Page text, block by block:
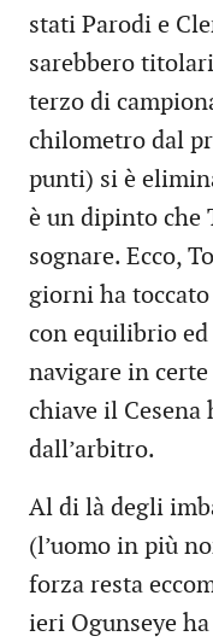
stati Parodi e
sarebbero
terzo di
chilometro dal
punti) si è
è un dipinto che
sognare. Ecco,
giorni ha
con equilibrio ed
navigare in
chiave il Cesena
dall’arbitro.
Al di là degli
(l’uomo in più
forza resta
ieri Ogunseye